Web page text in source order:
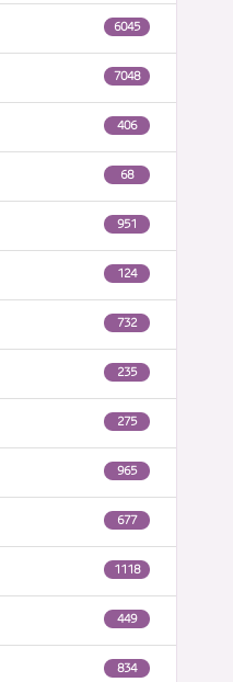
6045
7048
406
68
951
124
732
235
275
965
677
1118
449
834